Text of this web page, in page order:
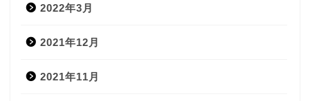
2022年3月
2021年12月
2021年11月